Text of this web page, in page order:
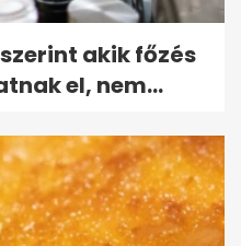
akik főzés
el, nem...